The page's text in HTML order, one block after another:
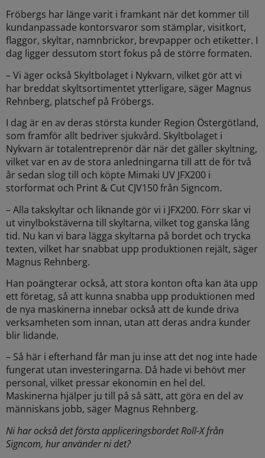
Fröbergs har länge varit i framkant när det kommer till
kundanpassade kontorsvaror som stämplar, visitkort,
flaggor, skyltar, namnbrickor, brevpapper och etiketter. I
dag ligger dessutom stort fokus på de större formaten.
–Vi äger också Skyltbolaget i Nykvarn, vilket gör att vi
har breddat skyltsortimentet ytterligare, säger Magnus
Rehnberg, platschef på Fröbergs.
I dag är en av deras största kunder Region Östergötland,
som framför allt bedriver sjukvård. Skyltbolaget i
Nykvarn är totalentreprenör där när det gäller skyltning,
vilket var en av de stora anledningarna till att de för två
år sedan slog till och köpte Mimaki UV JFX200 i
storformat och Print & Cut CJV150 från Signcom.
–Alla takskyltar och liknande gör vi i JFX200. Förr skar vi
ut vinylbokstäverna till skyltarna, vilkettog ganska lång
tid. Nu kan vi bara lägga skyltarna på bordet och trycka
texten, vilket har snabbat upp produktionen rejält, säger
Magnus Rehnberg.
Han poängterar också, att stora konton ofta kan äta upp
ett företag, så att kunna snabba upp produktionen med
de nya maskinerna innebar också att de kunde driva
verksamheten som innan, utan att deras andra kunder
blir lidande.
– Så här i efterhand får man ju inse att det nog inte hade
fungerat utan investeringarna. Då hade vi behövt mer
personal, vilket pressar ekonomin en hel del.
Maskinerna hjälper ju till på så sätt, att göra en del av
människans jobb, säger Magnus Rehnberg.
Ni har också det första appliceringsbordet Roll-X från
Signcom, hur använder ni det?